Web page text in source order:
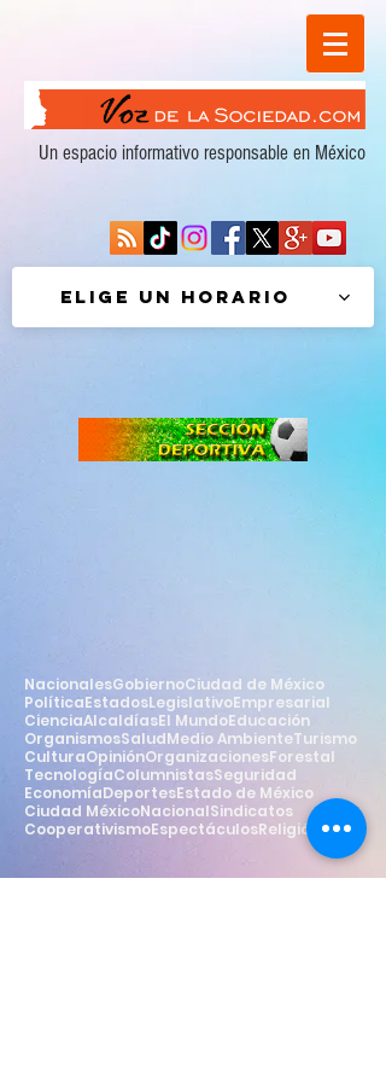
Un espacio informativo responsable en México
Elige un horario
NacionalesGobiernoCiudad de México
PolíticaEstadosLegislativoEmpresarial
CienciaAlcaldíasEl MundoEducación
OrganismosSaludMedio AmbienteTurismo
CulturaOpiniónOrganizacionesForestal
TecnologíaColumnistasSeguridad
EconomíaDeportesEstado de México
Ciudad MéxicoNacionalSindicatos
CooperativismoEspectáculosReligión Estilo